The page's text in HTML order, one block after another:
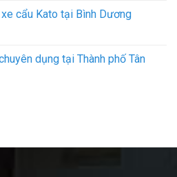
cẩu Kato tại Bình Dương
dụng tại Thành phố Tân